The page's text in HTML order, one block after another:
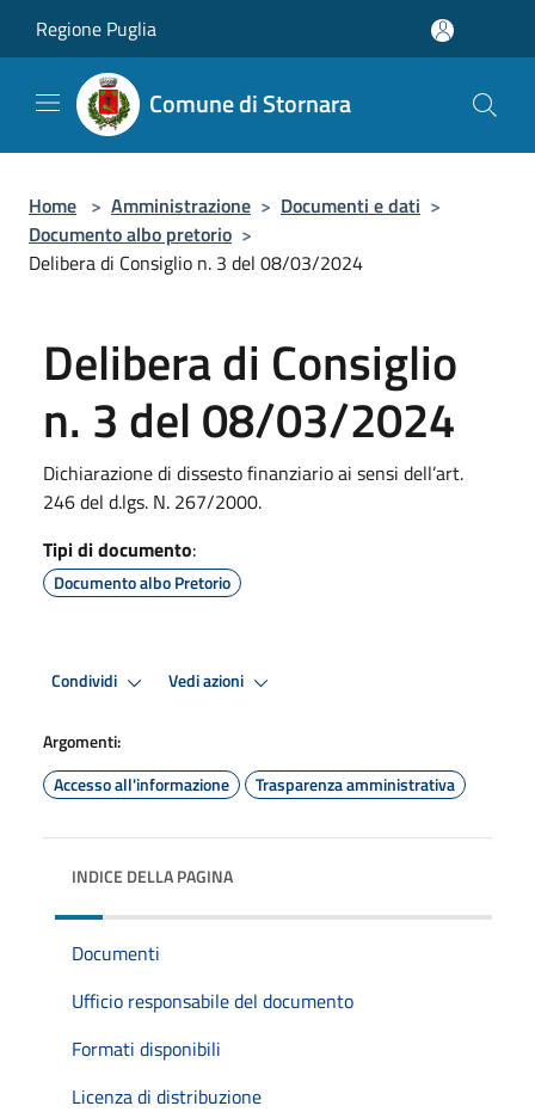
Regione Puglia
Comune di Stornara
Home > Amministrazione > Documenti e dati >
Documento albo pretorio >
Delibera di Consiglio n. 3 del 08/03/2024
Delibera di Consiglio
n. 3 del 08/03/2024
Dichiarazione di dissesto finanziario ai sensi dell’art.
246 del d.lgs. N. 267/2000.
Tipi di documento:
Documento albo Pretorio
Condividi Vedi azioni
Argomenti:
Accesso all'informazione
Trasparenza amministrativa
INDICE DELLA PAGINA
Documenti
Ufficio responsabile del documento
Formati disponibili
Licenza di distribuzione